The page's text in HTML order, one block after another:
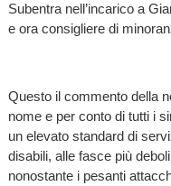
Subentra nell’incarico a
e ora consigliere di
Questo il commento della
nome e per conto di tutti i
un elevato standard di
disabili, alle fasce più
nonostante i pesanti